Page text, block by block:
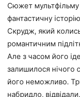
Сюжет мультфільму
фантастичну
Скрудж, який
романтичним
Але з часом його
залишилося нічого
його неможливо.
набридло,